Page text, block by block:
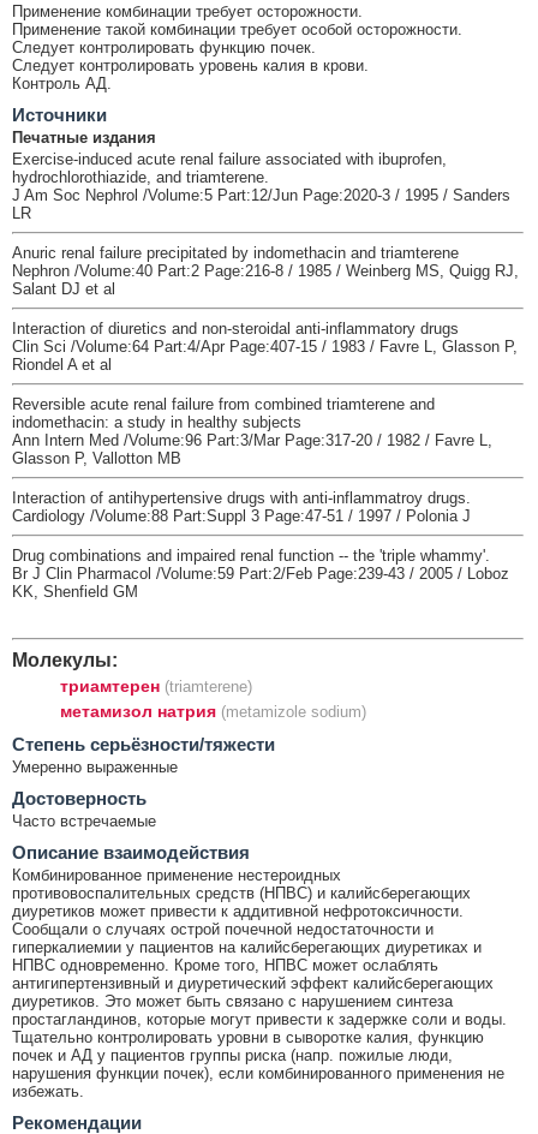
Применение комбинации требует осторожности.
Применение такой комбинации требует особой осторожности.
Следует контролировать функцию почек.
Следует контролировать уровень калия в крови.
Контроль АД.
Источники
Печатные издания
Exercise-induced acute renal failure associated with ibuprofen,
hydrochlorothiazide, and triamterene.
J Am Soc Nephrol /Volume:5 Part:12/Jun Page:2020-3 / 1995 / Sanders
LR
Anuric renal failure precipitated by indomethacin and triamterene
Nephron /Volume:40 Part:2 Page:216-8 / 1985 / Weinberg MS, Quigg RJ,
Salant DJ et al
Interaction of diuretics and non-steroidal anti-inflammatory drugs
Clin Sci /Volume:64 Part:4/Apr Page:407-15 / 1983 / Favre L, Glasson P,
Riondel A et al
Reversible acute renal failure from combined triamterene and
indomethacin: a study in healthy subjects
Ann Intern Med /Volume:96 Part:3/Mar Page:317-20 / 1982 / Favre L,
Glasson P, Vallotton MB
Interaction of antihypertensive drugs with anti-inflammatroy drugs.
Cardiology /Volume:88 Part:Suppl 3 Page:47-51 / 1997 / Polonia J
Drug combinations and impaired renal function -- the 'triple whammy'.
Br J Clin Pharmacol /Volume:59 Part:2/Feb Page:239-43 / 2005 / Loboz
KK, Shenfield GM
Молекулы:
триамтерен (triamterene)
метамизол натрия (metamizole sodium)
Cтепень серьёзности/тяжести
Умеренно выраженные
Достоверность
Часто встречаемые
Описание взаимодействия
Комбинированное применение нестероидных
противовоспалительных средств (НПВС) и калийсберегающих
диуретиков может привести к аддитивной нефротоксичности.
Сообщали о случаях острой почечной недостаточности и
гиперкалиемии у пациентов на калийсберегающих диуретиках и
НПВС одновременно. Кроме того, НПВС может ослаблять
антигипертензивный и диуретический эффект калийсберегающих
диуретиков. Это может быть связано с нарушением синтеза
простагландинов, которые могут привести к задержке соли и воды.
Тщательно контролировать уровни в сыворотке калия, функцию
почек и АД у пациентов группы риска (напр. пожилые люди,
нарушения функции почек), если комбинированного применения не
избежать.
Рекомендации